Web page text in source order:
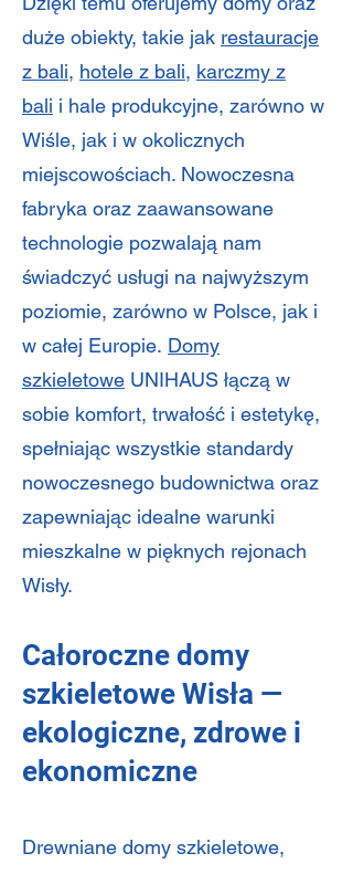
duże obiekty, takie jak restauracje
z bali, hotele z bali, karczmy z
bali i hale produkcyjne, zarówno w
Wiśle, jak i w okolicznych
miejscowościach. Nowoczesna
fabryka oraz zaawansowane
technologie pozwalają nam
świadczyć usługi na najwyższym
poziomie, zarówno w Polsce, jak i
w całej Europie. Domy
szkieletowe UNIHAUS łączą w
sobie komfort, trwałość i estetykę,
spełniając wszystkie standardy
nowoczesnego budownictwa oraz
zapewniając idealne warunki
mieszkalne w pięknych rejonach
Wisły.
Całoroczne domy
szkieletowe Wisła —
ekologiczne, zdrowe i
ekonomiczne
Drewniane domy szkieletowe,